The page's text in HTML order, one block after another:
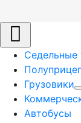
Седельные
Грузовики
Автобусы